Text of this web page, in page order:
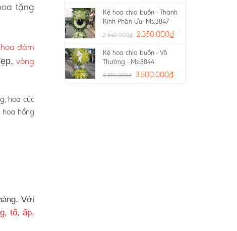
tặng
đám
vòng
hoa cúc
hồng
Với
tổ, ấp,
Kệ hoa chia buồn - Thành
Kính Phân Ưu- Ms:3847
2.540.000₫ 2.350.000₫
Kệ hoa chia buồn - Vô
Thường - Ms:3844
3.810.000₫ 3.500.000₫